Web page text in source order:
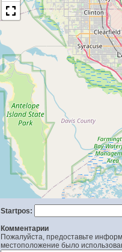
Startpos:
Комментарии
Пожалуйста, предоставьте
местоположение было